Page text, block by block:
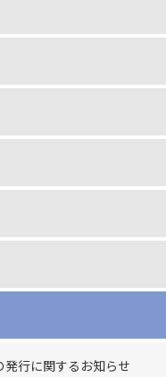
行に関するお知らせ